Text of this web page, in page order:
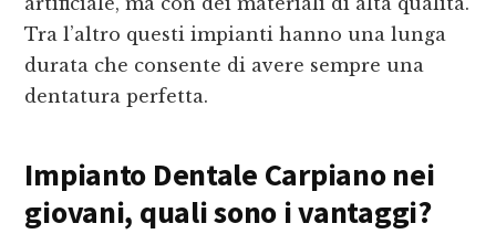
Tra l’altro questi impianti hanno una lunga
durata che consente di avere sempre una
dentatura perfetta.
Impianto Dentale Carpianonei
giovani, quali sono i vantaggi?